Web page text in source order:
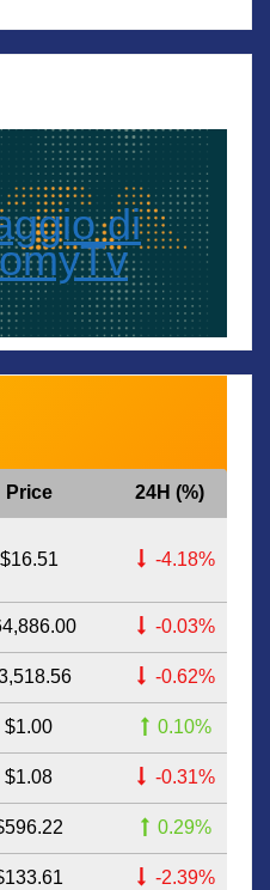
di
Price 24H (%)
$16.51 -4.18%
-0.03%
-0.62%
$1.00 0.10%
$1.08 -0.31%
0.29%
-2.39%